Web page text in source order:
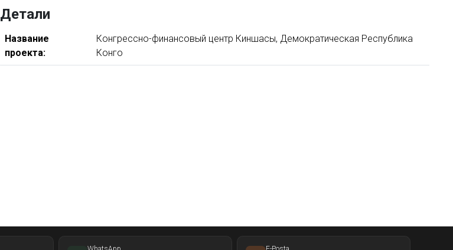
Детали
Название
проекта:
Конгрессно-финансовый центр Киншасы, Демократическая Республика
Конго